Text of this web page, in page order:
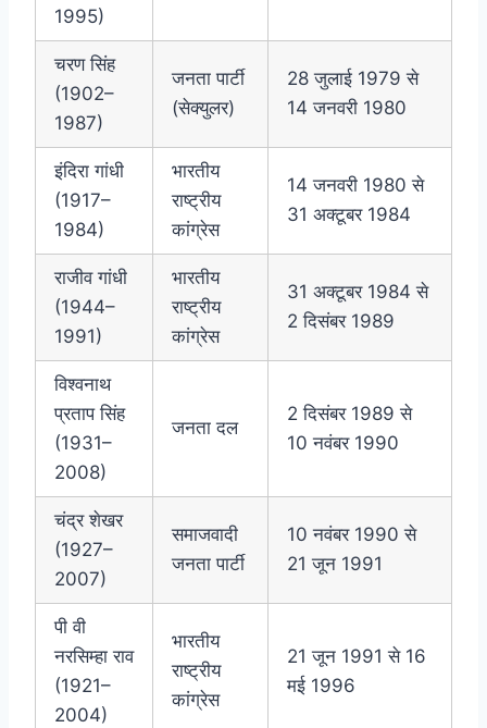
1995)
चरण सिंह
(1902–
1987)
जनता पार्टी
(सेक्युलर)
28 जुलाई 1979 से
14 जनवरी 1980
इंदिरा गांधी
(1917–
1984)
भारतीय
राष्ट्रीय
कांग्रेस
14 जनवरी 1980 से
31 अक्टूबर 1984
राजीव गांधी
(1944–
1991)
भारतीय
राष्ट्रीय
कांग्रेस
31 अक्टूबर 1984 से
2 दिसंबर 1989
विश्वनाथ
प्रताप सिंह
(1931–
2008)
जनता दल
2 दिसंबर 1989 से
10 नवंबर 1990
चंद्र शेखर
(1927–
2007)
समाजवादी
जनता पार्टी
10 नवंबर 1990 से
21 जून 1991
पी वी
नरसिम्हा राव
(1921–
2004)
भारतीय
राष्ट्रीय
कांग्रेस
21 जून 1991 से 16
मई 1996